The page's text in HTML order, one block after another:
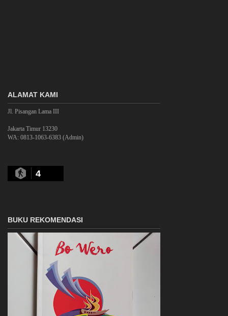
ALAMAT KAMI
Jl. Pisangan Lama III
Jakarta Timur 13230
WA: 0813-1063-6383 (Admin)
4
BUKU REKOMENDASI